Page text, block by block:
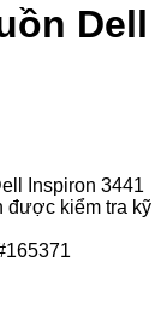
Dell
Inspiron 3441
được kiểm tra kỹ